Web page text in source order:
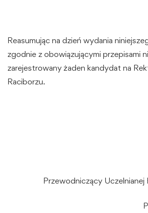
Reasumując na dzień wydania
zgodnie z obowiązującymi przepisami
zarejestrowany żaden kandydat na
Raciborzu.
Przewodniczący Uczelnianej